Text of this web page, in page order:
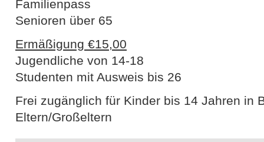
Familienpass
Senioren über 65
Ermäßigung €15,00
Jugendliche von 14-18
Studenten mit Ausweis bis 26
Frei zugänglich für Kinder bis 14 Jahren in
Eltern/Großeltern